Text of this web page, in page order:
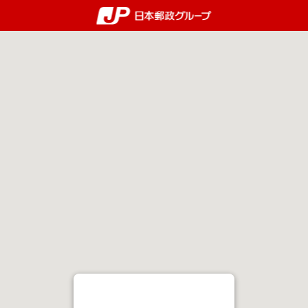
郵便局・日本郵政グループ